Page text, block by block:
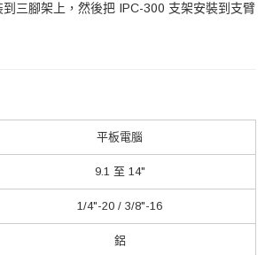
到三腳架上，然後把 IPC-300 支架安裝到支臂
平板電腦
9.1 至 14"
1/4"-20 / 3/8"-16
鋁